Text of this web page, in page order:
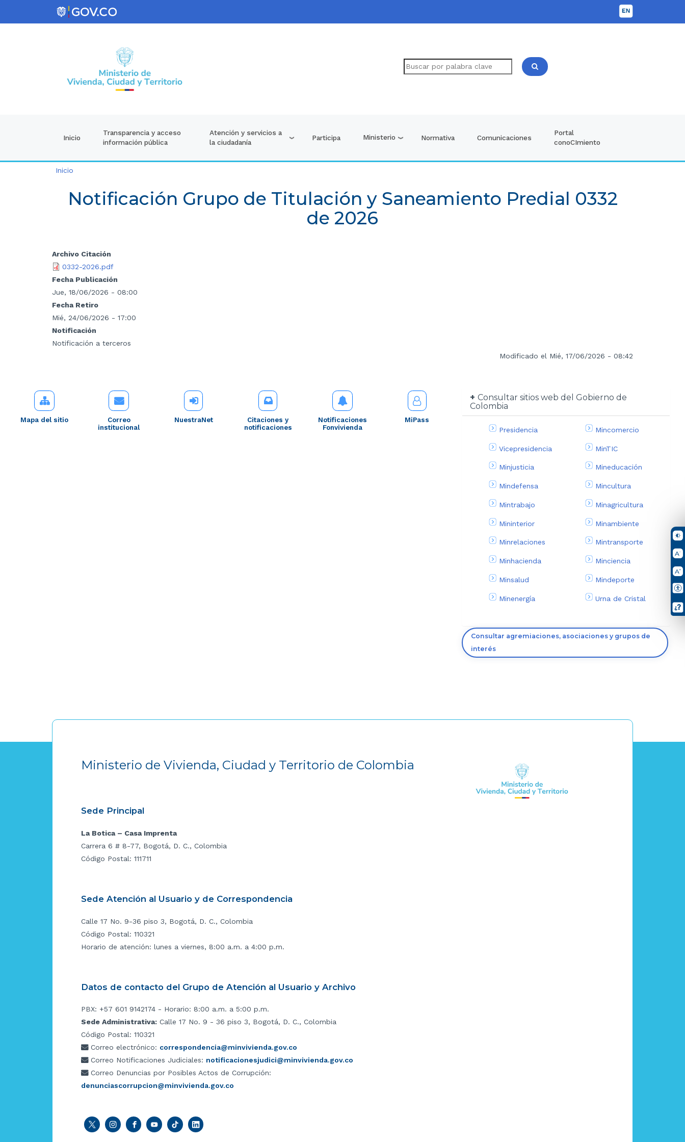
Inicio
Transparencia y acceso
información pública
Atención y servicios a
la ciudadanía
Participa Ministerio Normativa Comunicaciones
Portal
conoCImiento
Inicio
Notificación Grupo de Titulación y Saneamiento Predial 0332
de 2026
Archivo Citación
0332-2026.pdf
Fecha Publicación
Jue, 18/06/2026 - 08:00
Fecha Retiro
Mié, 24/06/2026 - 17:00
Notificación
Notificación a terceros
Modificado el Mié, 17/06/2026 - 08:42
Mapa del sitio
Correo
institucional
NuestraNet
Citaciones y
notificaciones
Notificaciones
Fonvivienda
MiPass
Consultar sitios web del Gobierno de
Colombia
Presidencia
Vicepresidencia
Minjusticia
Mindefensa
Mintrabajo
Mininterior
Minrelaciones
Minhacienda
Minsalud
Minenergía
Mincomercio
MinTIC
Mineducación
Mincultura
Minagricultura
Minambiente
Mintransporte
Minciencia
Mindeporte
Urna de Cristal
Consultar agremiaciones, asociaciones y grupos de
interés
Ministerio de Vivienda, Ciudad y Territorio de Colombia
Sede Principal
La Botica – Casa Imprenta
Carrera 6 # 8-77, Bogotá, D. C., Colombia
Código Postal: 111711
Sede Atención al Usuario y de Correspondencia
Calle 17 No. 9-36 piso 3, Bogotá, D. C., Colombia
Código Postal: 110321
Horario de atención: lunes a viernes, 8:00 a.m. a 4:00 p.m.
Datos de contacto del Grupo de Atención al Usuario y Archivo
PBX: +57 601 9142174 - Horario: 8:00 a.m. a 5:00 p.m.
Sede Administrativa: Calle 17 No. 9 - 36 piso 3, Bogotá, D. C., Colombia
Código Postal: 110321
Correo electrónico: correspondencia@minvivienda.gov.co
Correo Notificaciones Judiciales: notificacionesjudici@minvivienda.gov.co
Correo Denuncias por Posibles Actos de Corrupción:
denunciascorrupcion@minvivienda.gov.co